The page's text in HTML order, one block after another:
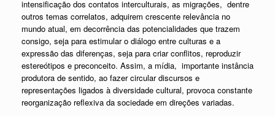
intensificação dos contatos interculturais, as migrações, dentre
outros temas correlatos, adquirem crescente relevância no
mundo atual, em decorrência das potencialidades que trazem
consigo, seja para estimular o diálogo entre culturas e a
expressão das diferenças, seja para criar conflitos, reproduzir
estereótipos e preconceito. Assim, a mídia, importante instância
produtora de sentido, ao fazer circular discursos e
representações ligados à diversidade cultural, provoca constante
reorganização reflexiva da sociedade em direções variadas.